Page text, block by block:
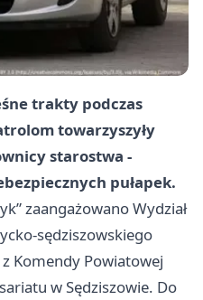
trakty podczas
towarzyszyły
starostwa -
pułapek.
zaangażowano Wydział
sędziszowskiego
Komendy Powiatowej
w Sędziszowie. Do